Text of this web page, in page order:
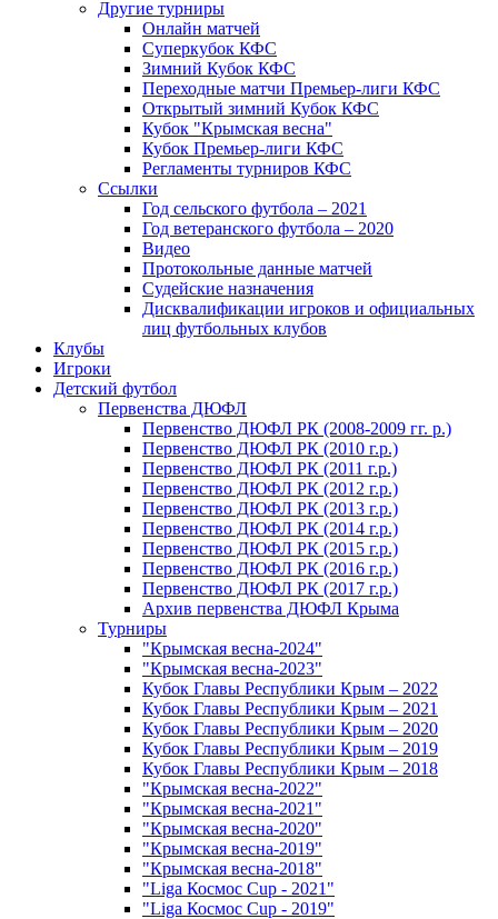
Другие турниры
Онлайн матчей
Суперкубок КФС
Зимний Кубок КФС
Переходные матчи Премьер-лиги КФС
Открытый зимний Кубок КФС
Кубок "Крымская весна"
Кубок Премьер-лиги КФС
Регламенты турниров КФС
Ссылки
Год сельского футбола – 2021
Год ветеранского футбола – 2020
Видео
Протокольные данные матчей
Судейские назначения
Дисквалификации игроков и официальных
лиц футбольных клубов
Клубы
Игроки
Детский футбол
Первенства ДЮФЛ
Первенство ДЮФЛ РК (2008-2009 гг. р.)
Первенство ДЮФЛ РК (2010 г.р.)
Первенство ДЮФЛ РК (2011 г.р.)
Первенство ДЮФЛ РК (2012 г.р.)
Первенство ДЮФЛ РК (2013 г.р.)
Первенство ДЮФЛ РК (2014 г.р.)
Первенство ДЮФЛ РК (2015 г.р.)
Первенство ДЮФЛ РК (2016 г.р.)
Первенство ДЮФЛ РК (2017 г.р.)
Архив первенства ДЮФЛ Крыма
Турниры
"Крымская весна-2024"
"Крымская весна-2023"
Кубок Главы Республики Крым – 2022
Кубок Главы Республики Крым – 2021
Кубок Главы Республики Крым – 2020
Кубок Главы Республики Крым – 2019
Кубок Главы Республики Крым – 2018
"Крымская весна-2022"
"Крымская весна-2021"
"Крымская весна-2020"
"Крымская весна-2019"
"Крымская весна-2018"
"Liga Космос Cup - 2021"
"Liga Космос Cup - 2019"